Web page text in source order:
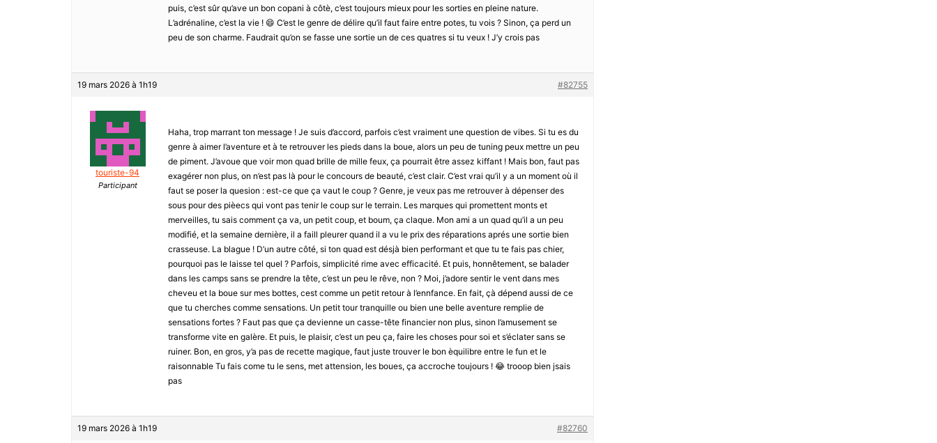
puis, c’est sûr qu’ave un bon copani à côtè, c’est toujours mieux pour les sorties en pleine nature.
L’adrénaline, c’est la vie ! 😄 C’est le genre de délire qu’il faut faire entre potes, tu vois ? Sinon, ça perd un
peu de son charme. Faudrait qu’on se fasse une sortie un de ces quatres si tu veux ! J’y crois pas
19 mars 2026 à 1h19 #82755
touriste-94
Participant
Haha, trop marrant ton message ! Je suis d’accord, parfois c’est vraiment une question de vibes. Si tu es du
genre à aimer l’aventure et à te retrouver les pieds dans la boue, alors un peu de tuning peux mettre un peu
de piment. J’avoue que voir mon quad brille de mille feux, ça pourrait être assez kiffant ! Mais bon, faut pas
exagérer non plus, on n’est pas là pour le concours de beauté, c’est clair. C’est vrai qu’il y a un moment où il
faut se poser la quesion : est-ce que ça vaut le coup ? Genre, je veux pas me retrouver à dépenser des
sous pour des pièecs qui vont pas tenir le coup sur le terrain. Les marques qui promettent monts et
merveilles, tu sais comment ça va, un petit coup, et boum, ça claque. Mon ami a un quad qu’il a un peu
modifié, et la semaine dernière, il a faill pleurer quand il a vu le prix des réparations aprés une sortie bien
crasseuse. La blague ! D’un autre côté, si ton quad est désjà bien performant et que tu te fais pas chier,
pourquoi pas le laisse tel quel ? Parfois, simplicité rime avec efficacité. Et puis, honnêtement, se balader
dans les camps sans se prendre la tête, c’est un peu le rêve, non ? Moi, j’adore sentir le vent dans mes
cheveu et la boue sur mes bottes, cest comme un petit retour à l’ennfance. En fait, çà dépend aussi de ce
que tu cherches comme sensations. Un petit tour tranquille ou bien une belle aventure remplie de
sensations fortes ? Faut pas que ça devienne un casse-tête financier non plus, sinon l’amusement se
transforme vite en galère. Et puis, le plaisir, c’est un peu ça, faire les choses pour soi et s’éclater sans se
ruiner. Bon, en gros, y’a pas de recette magique, faut juste trouver le bon èquilibre entre le fun et le
raisonnable Tu fais come tu le sens, met attension, les boues, ça accroche toujours ! 😂 trooop bien jsais
pas
19 mars 2026 à 1h19 #82760